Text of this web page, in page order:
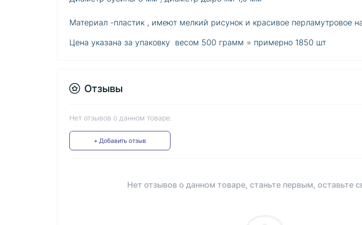
Материал -пластик , имеют мелкий рисунок и красивое перламутровое
Цена указана за упаковку весом 500 грамм = примерно 1850 шт
Отзывы
Нет отзывов о данном товаре.
+ Добавить отзыв
Нет отзывов о данном товаре, станьте первым, оставьте